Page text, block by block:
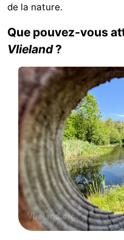
minutes
Plages
Voir
faire
d'intérêt
Musées
Monuments
Points
de
vue
Attractions
Croisières
de la nature.
Que pouvez-vous
Vlieland?